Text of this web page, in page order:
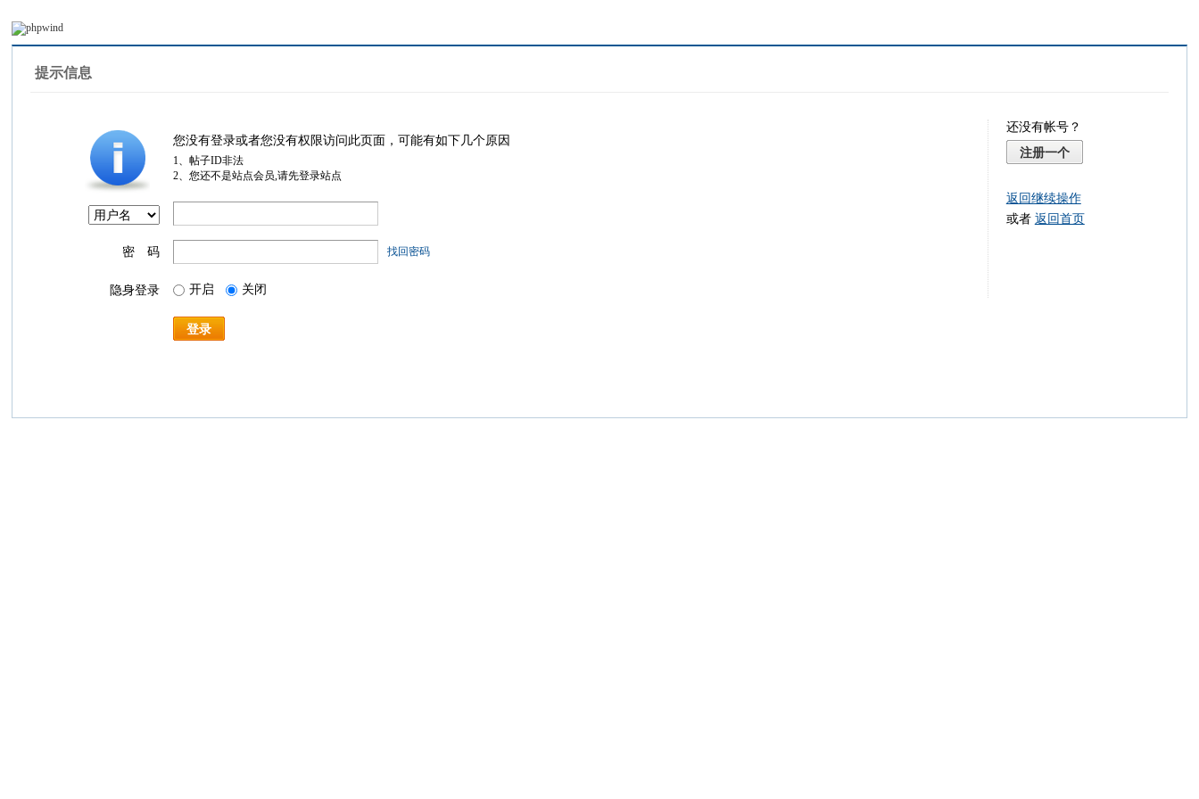
提示信息
您没有登录或者您没有权限访问此页面，可能有如下几个原因
1、帖子ID非法
2、您还不是站点会员,请先登录站点
密 码 找回密码
隐身登录 开启 关闭
登录
还没有帐号？
注册一个
返回继续操作
或者 返回首页